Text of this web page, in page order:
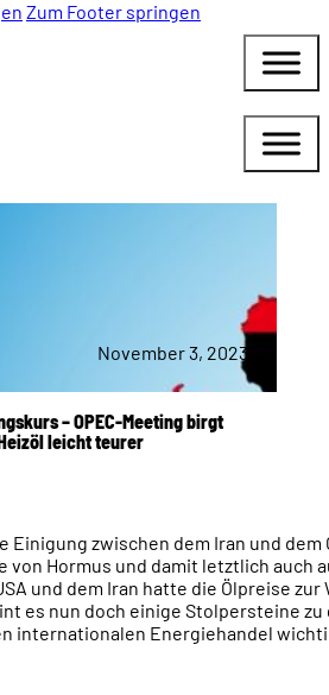
Zum Footer springen
– OPEC-Meeting birgt
leicht teurer
November 3, 2023
Einigung zwischen dem Iran und dem
von Hormus und damit letztlich auch
und dem Iran hatte die Ölpreise
es nun doch einige Stolpersteine
internationalen Energiehandel